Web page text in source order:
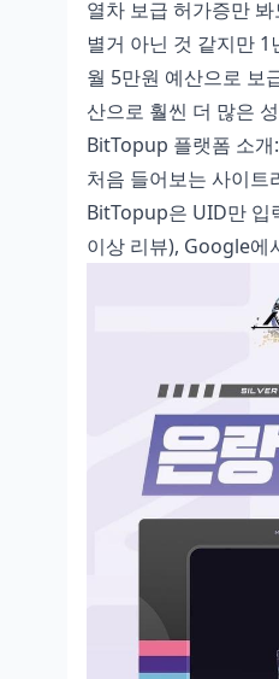
열차 보급 허가증만
별거 아닌 것 같지만
월 5만원 예산으로 보
산으로 훨씬 더 많은
BitTopup 플랫폼 소개
처음 들어보는 사이트
BitTopup은 UID만 입
이상 리뷰), Google에